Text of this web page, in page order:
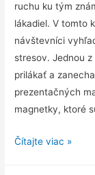
ruchu ku tým
lákadiel. V tomto
návštevníci
stresov. Jednou
prilákať a
prezentačných
magnetky, ktoré
Suvenír
Čítajte viac »